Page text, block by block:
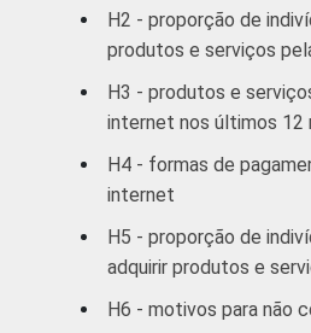
De 35 a
De 45 a
De 60
RENDA
FAMILIAR
Até 1
1 SM -
H2 - proporção de
produtos e serviços
H3 - produtos e
internet nos últimos 12
H4 - formas de
internet
H5 - proporção de
adquirir produtos e
H6 - motivos para não